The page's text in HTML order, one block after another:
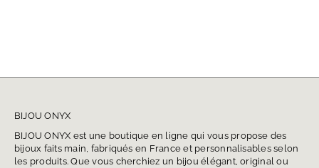
BIJOU ONYX
BIJOU ONYX est une boutique en ligne qui vous propose des
bijoux faits main, fabriqués en France et personnalisables selon
les produits. Que vous cherchiez un bijou élégant, original ou